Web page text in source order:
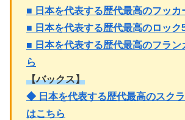
■ 日本を代表する歴代最高のフッカ
■ 日本を代表する歴代最高のロック
■ 日本を代表する歴代最高のフラン
ら
【バックス】
◆ 日本を代表する歴代最高のスク
はこちら